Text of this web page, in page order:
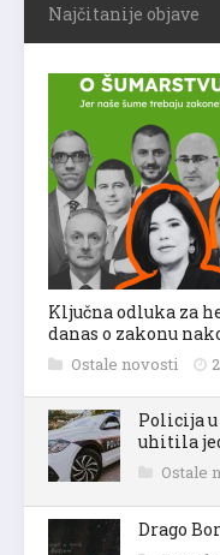
Najčitanije objave
Ključna odluka za
danas o zakonu
Ostale novosti
Policija
uhitila
Ostale
Drago